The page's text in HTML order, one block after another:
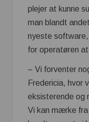
plejer at kunne
man blandt
nyeste software,
for operatøren
– Vi forventer
Fredericia, hvor
eksisterende og
Vi kan mærke fra